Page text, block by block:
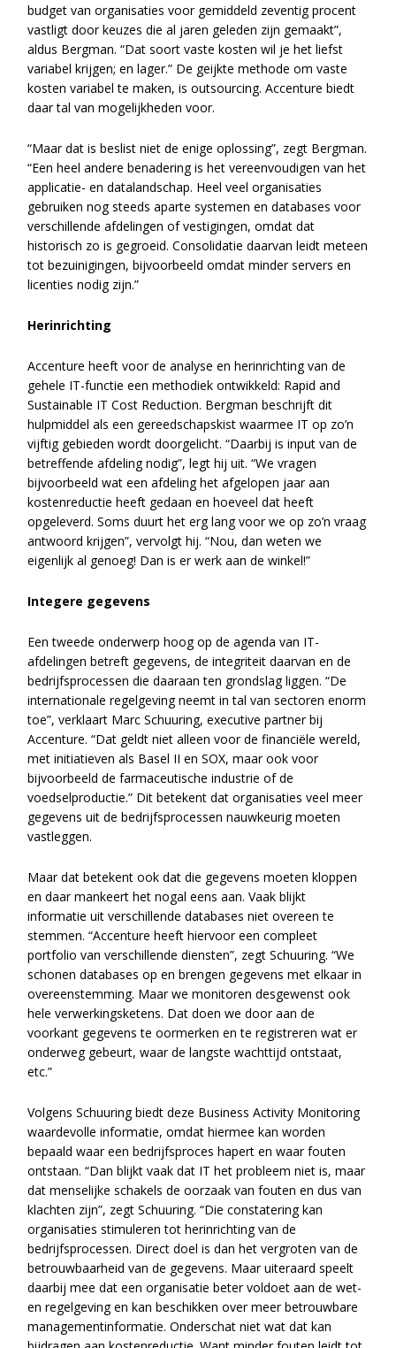
budget van organisaties voor gemiddeld zeventig procent
vastligt door keuzes die al jaren geleden zijn gemaakt”,
aldus Bergman. “Dat soort vaste kosten wil je het liefst
variabel krijgen; en lager.” De geijkte methode om vaste
kosten variabel te maken, is outsourcing. Accenture biedt
daar tal van mogelijkheden voor.
“Maar dat is beslist niet de enige oplossing”, zegt Bergman.
“Een heel andere benadering is het vereenvoudigen van het
applicatie- en datalandschap. Heel veel organisaties
gebruiken nog steeds aparte systemen en databases voor
verschillende afdelingen of vestigingen, omdat dat
historisch zo is gegroeid. Consolidatie daarvan leidt meteen
tot bezuinigingen, bijvoorbeeld omdat minder servers en
licenties nodig zijn.”
Herinrichting
Accenture heeft voor de analyse en herinrichting van de
gehele IT-functie een methodiek ontwikkeld: Rapid and
Sustainable IT Cost Reduction. Bergman beschrijft dit
hulpmiddel als een gereedschapskist waarmee IT op zo’n
vijftig gebieden wordt doorgelicht. “Daarbij is input van de
betreffende afdeling nodig”, legt hij uit. “We vragen
bijvoorbeeld wat een afdeling het afgelopen jaar aan
kostenreductie heeft gedaan en hoeveel dat heeft
opgeleverd. Soms duurt het erg lang voor we op zo’n vraag
antwoord krijgen”, vervolgt hij. “Nou, dan weten we
eigenlijk al genoeg! Dan is er werk aan de winkel!”
Integere gegevens
Een tweede onderwerp hoog op de agenda van IT-
afdelingen betreft gegevens, de integriteit daarvan en de
bedrijfsprocessen die daaraan ten grondslag liggen. “De
internationale regelgeving neemt in tal van sectoren enorm
toe”, verklaart Marc Schuuring, executive partner bij
Accenture. “Dat geldt niet alleen voor de financiële wereld,
met initiatieven als Basel II en SOX, maar ook voor
bijvoorbeeld de farmaceutische industrie of de
voedselproductie.” Dit betekent dat organisaties veel meer
gegevens uit de bedrijfsprocessen nauwkeurig moeten
vastleggen.
Maar dat betekent ook dat die gegevens moeten kloppen
en daar mankeert het nogal eens aan. Vaak blijkt
informatie uit verschillende databases niet overeen te
stemmen. “Accenture heeft hiervoor een compleet
portfolio van verschillende diensten”, zegt Schuuring. “We
schonen databases op en brengen gegevens met elkaar in
overeenstemming. Maar we monitoren desgewenst ook
hele verwerkingsketens. Dat doen we door aan de
voorkant gegevens te oormerken en te registreren wat er
onderweg gebeurt, waar de langste wachttijd ontstaat,
etc.”
Volgens Schuuring biedt deze Business Activity Monitoring
waardevolle informatie, omdat hiermee kan worden
bepaald waar een bedrijfsproces hapert en waar fouten
ontstaan. “Dan blijkt vaak dat IT het probleem niet is, maar
dat menselijke schakels de oorzaak van fouten en dus van
klachten zijn”, zegt Schuuring. “Die constatering kan
organisaties stimuleren tot herinrichting van de
bedrijfsprocessen. Direct doel is dan het vergroten van de
betrouwbaarheid van de gegevens. Maar uiteraard speelt
daarbij mee dat een organisatie beter voldoet aan de wet-
en regelgeving en kan beschikken over meer betrouwbare
managementinformatie. Onderschat niet wat dat kan